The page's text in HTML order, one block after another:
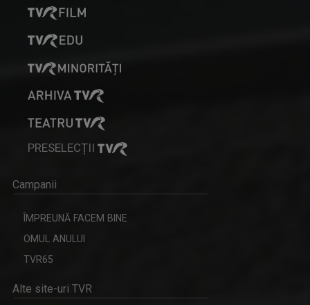
PRESELECȚII
Campanii
ÎMPREUNĂ FACEM BINE
OMUL ANULUI
TVR65
Alte site-uri TVR